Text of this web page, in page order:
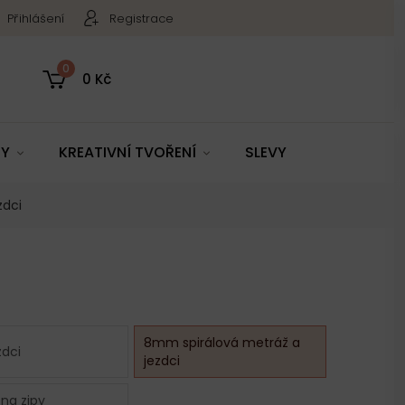
Přihlášení Registrace
0
0 Kč
KREATIVNÍ TVOŘENÍ SLEVY
8mm spirálová metráž a
jezdci
zipy